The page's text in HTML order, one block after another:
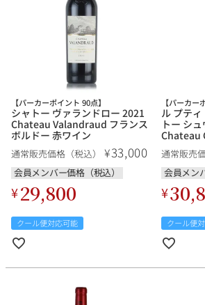
銘柄から探す
DRC
生産地から探す
フランス ブル
ボルドー シャ
その他
その他
種類で探す
スパークリング ロ
ワインセット
価格帯から探す
〜9,999円
10,000円〜
お得な情報を受け取る
メルマガ LINE
【パーカーポイント 90点】
シャトー ヴァランドロー 2021
Chateau Valandraud フランス
ボルドー 赤ワイン
通常販売価格（税込） ¥33,000
会員メンバー価格（税込）
¥29,800
クール便対応可能
【パーカー
ル プテ
トー シ
Chateau
Petit
赤ワイン
通常販売
会員メン
¥
クール便